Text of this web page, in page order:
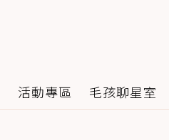
活動專區 毛孩聊星室